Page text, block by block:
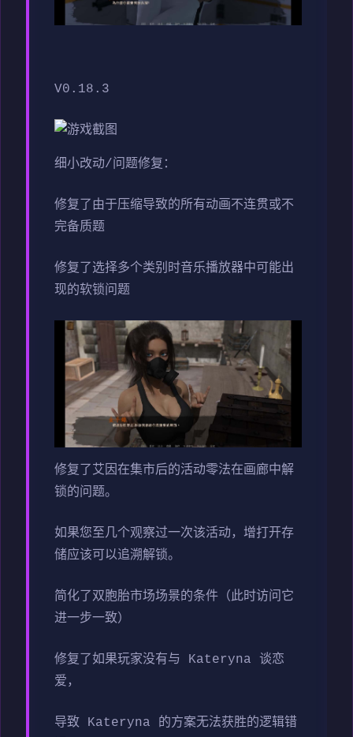
V0.18.3
细小改动/问题修复：
修复了由于压缩导致的所有动画不连贯或不
完备质题
修复了选择多个类别时音乐播放器中可能出
现的软锁问题
修复了艾因在集市后的活动零法在画廊中解
锁的问题。
如果您至几个观察过一次该活动，增打开存
储应该可以追溯解锁。
简化了双胞胎市场场景的条件（此时访问它
进一步一致）
修复了如果玩家没有与 Kateryna 谈恋
爱，
导致 Kateryna 的方案无法获胜的逻辑错